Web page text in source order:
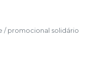
/ promocional solidário